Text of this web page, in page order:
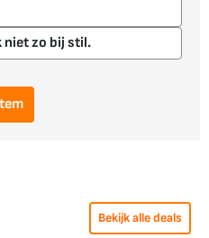
niet zo bij stil.
Bekijk alle deals